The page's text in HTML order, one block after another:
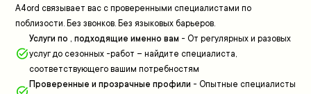
A4ord связывает вас с проверенными специалистами по
поблизости. Без звонков. Без языковых барьеров.
Услуги по , подходящие именно вам - От регулярных и разовых
услуг до сезонных -работ – найдите специалиста,
соответствующего вашим потребностям
Проверенные и прозрачные профили - Опытные специалисты